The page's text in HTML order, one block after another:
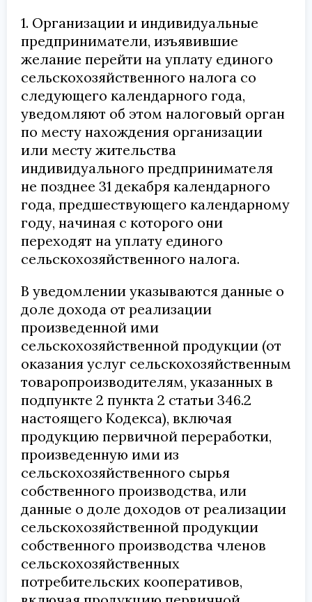
1. Организации и индивидуальные
предприниматели, изъявившие
желание перейти на уплату единого
сельскохозяйственного налога со
следующего календарного года,
уведомляют об этом налоговый орган
по месту нахождения организации
или месту жительства
индивидуального предпринимателя
не позднее 31 декабря календарного
года, предшествующего календарному
году, начиная с которого они
переходят на уплату единого
сельскохозяйственного налога.
В уведомлении указываются данные о
доле дохода от реализации
произведенной ими
сельскохозяйственной продукции (от
оказания услуг сельскохозяйственным
товаропроизводителям, указанных в
подпункте 2 пункта 2 статьи 346.2
настоящего Кодекса), включая
продукцию первичной переработки,
произведенную ими из
сельскохозяйственного сырья
собственного производства, или
данные о доле доходов от реализации
сельскохозяйственной продукции
собственного производства членов
сельскохозяйственных
потребительских кооперативов,